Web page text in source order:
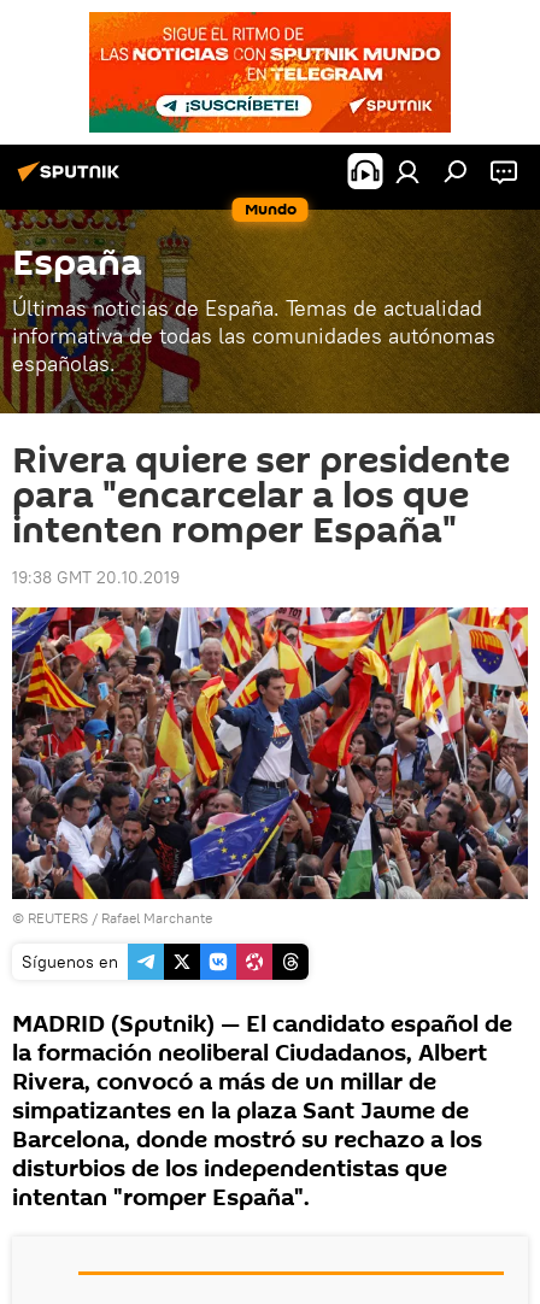
Mundo
España
Últimas noticias de España. Temas de actualidad
informativa de todas las comunidades autónomas
españolas.
Rivera quiere ser presidente
para "encarcelar a los que
intenten romper España"
19:38 GMT 20.10.2019
© REUTERS / Rafael Marchante
Síguenos en
MADRID (Sputnik) — El candidato español de
la formación neoliberal Ciudadanos, Albert
Rivera, convocó a más de un millar de
simpatizantes en la plaza Sant Jaume de
Barcelona, donde mostró su rechazo a los
disturbios de los independentistas que
intentan "romper España".